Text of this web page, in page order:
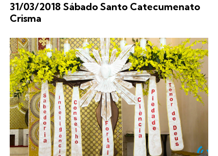
31/03/2018 Sábado Santo Catecumenato
Crisma